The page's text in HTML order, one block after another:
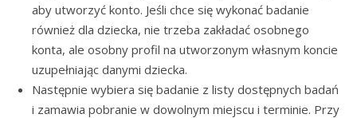
aby utworzyć konto. Jeśli chce się wykonać badanie
również dla dziecka, nie trzeba zakładać osobnego
konta, ale osobny profil na utworzonym własnym koncie
uzupełniając danymi dziecka.
Następnie wybiera się badanie z listy dostępnych badań
i zamawia pobranie w dowolnym miejscu i terminie. Przy